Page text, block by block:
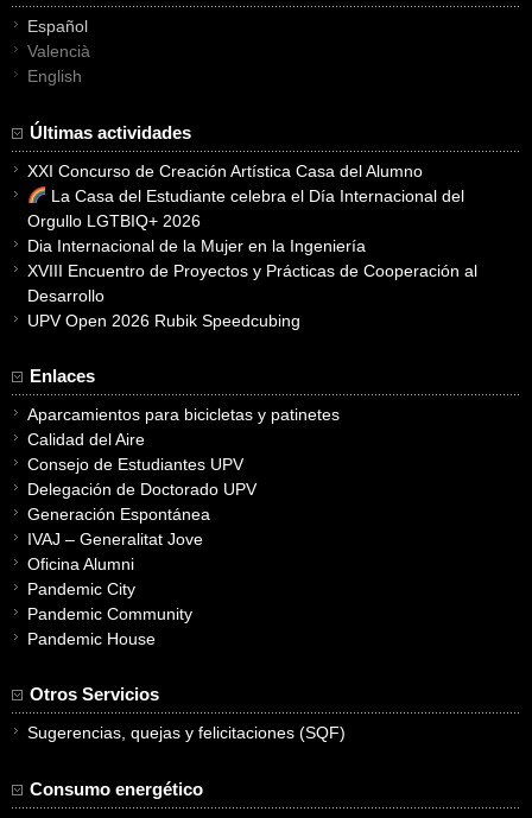
Español
Valencià
English
Últimas actividades
XXI Concurso de Creación Artística Casa del Alumno
La Casa del Estudiante celebra el Día Internacional del
Orgullo LGTBIQ+ 2026
Dia Internacional de la Mujer en la Ingeniería
XVIII Encuentro de Proyectos y Prácticas de Cooperación al
Desarrollo
UPV Open 2026 Rubik Speedcubing
Enlaces
Aparcamientos para bicicletas y patinetes
Calidad del Aire
Consejo de Estudiantes UPV
Delegación de Doctorado UPV
Generación Espontánea
IVAJ – Generalitat Jove
Oficina Alumni
Pandemic City
Pandemic Community
Pandemic House
Otros Servicios
Sugerencias, quejas y felicitaciones (SQF)
Consumo energético